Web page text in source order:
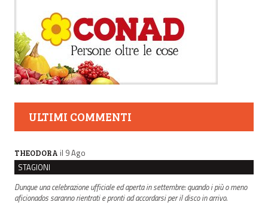
ULTIMI COMMENTI
THEODORA il 9 Ago
STAGIONI
Dunque una celebrazione ufficiale ed aperta in settembre: quando i più o meno
aficionados saranno rientrati e pronti ad accordarsi per il disco in arrivo.